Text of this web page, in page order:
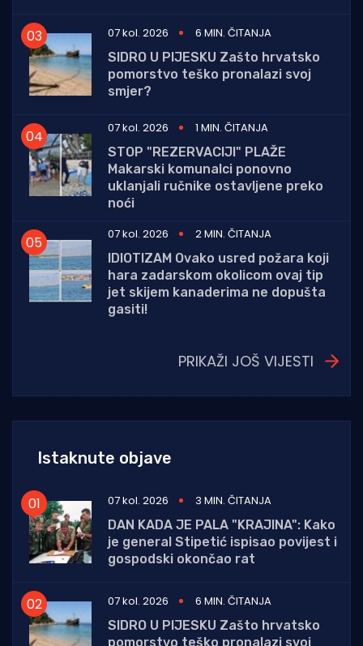
07 kol. 2026
6 MIN. ČITANJA
SIDRO U PIJESKU Zašto hrvatsko
pomorstvo teško pronalazi svoj
smjer?
07 kol. 2026
1 MIN. ČITANJA
STOP "REZERVACIJI" PLAŽE
Makarski komunalci ponovno
uklanjali ručnike ostavljene preko
noći
07 kol. 2026
2 MIN. ČITANJA
IDIOTIZAM Ovako usred požara koji
hara zadarskom okolicom ovaj tip
jet skijem kanaderima ne dopušta
gasiti!
PRIKAŽI JOŠ VIJESTI
Istaknute objave
07 kol. 2026
3 MIN. ČITANJA
DAN KADA JE PALA "KRAJINA": Kako
je general Stipetić ispisao povijest i
gospodski okončao rat
07 kol. 2026
6 MIN. ČITANJA
SIDRO U PIJESKU Zašto hrvatsko
pomorstvo teško pronalazi svoj